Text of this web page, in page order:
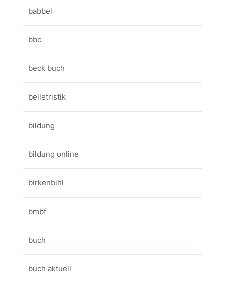
babbel
bbc
beck buch
belletristik
bildung
bildung online
birkenbihl
bmbf
buch
buch aktuell